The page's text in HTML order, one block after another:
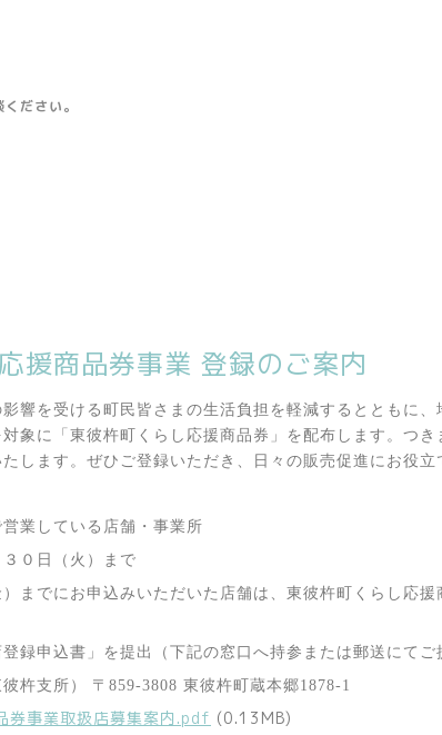
ださい。
援商品券事業 登録のご案内
響を受ける町民皆さまの生活負担を軽減するとともに
象に「東彼杵町くらし応援商品券」を配布します。つ
します。ぜひご登録いただき、日々の販売促進にお役立
業している店舗・事業所
３０日（火）まで
までにお申込みいただいた店舗は、東彼杵町くらし応援
録申込書」を提出（ 下記の窓口へ持参または郵送にてご
杵支所） 〒 859-3808 東彼杵町蔵本郷1878-1
券事業取扱店募集案内.pdf (0.13MB)